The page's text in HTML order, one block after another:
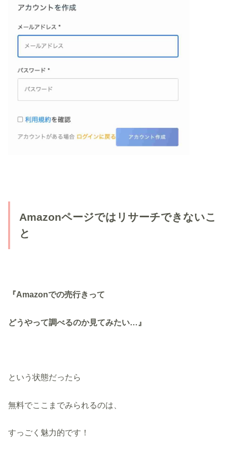
Amazonページではリサーチできないこ
と
『Amazonでの売行きって
どうやって調べるのか見てみたい…』
という状態だったら
無料でここまでみられるのは、
すっごく魅力的です！